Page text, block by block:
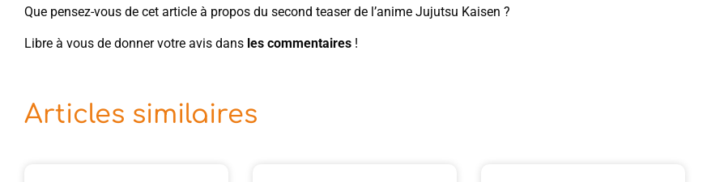
Que pensez-vous de cet article à propos du second teaser de l’anime Jujutsu Kaisen ?
Libre à vous de donner votre avis dans les commentaires !
Articles similaires